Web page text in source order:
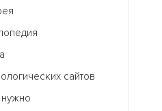
сайтов